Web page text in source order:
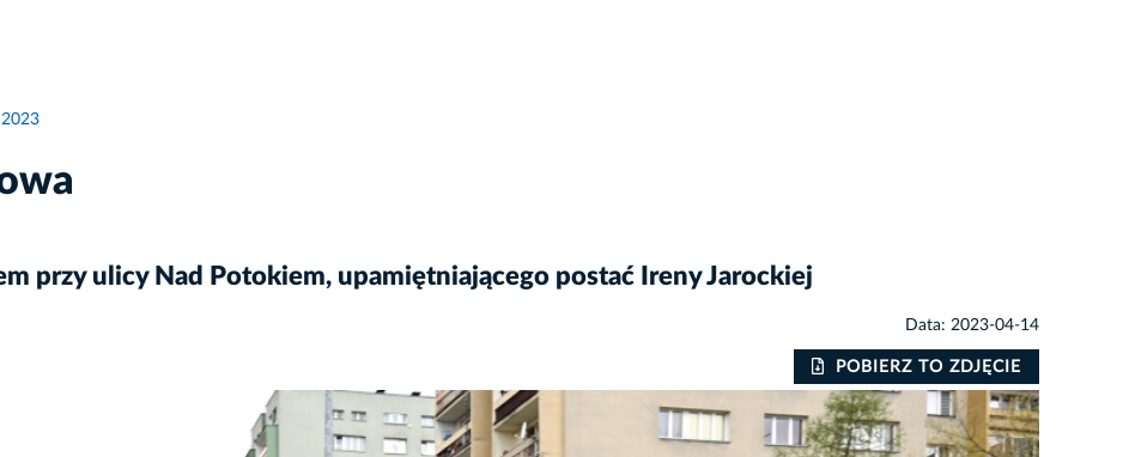
2023
przy ulicy Nad Potokiem, upamiętniającego postać Ireny Jarockiej
Data: 2023-04-14
POBIERZ TO ZDJĘCIE